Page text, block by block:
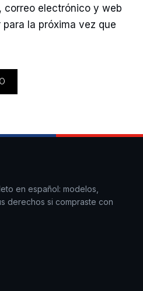
correo electrónico y web
la próxima vez que
en español: modelos,
derechos si compraste con